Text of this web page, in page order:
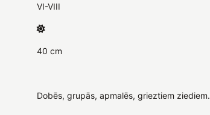
VI-VIII
40 cm
Dobēs, grupās, apmalēs, grieztiem ziediem.